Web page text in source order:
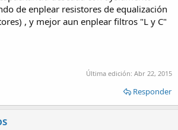
de enplear resistores de equalización
, y mejor aun enplear filtros "L y C"
Última edición: Abr 22, 2015
Responder